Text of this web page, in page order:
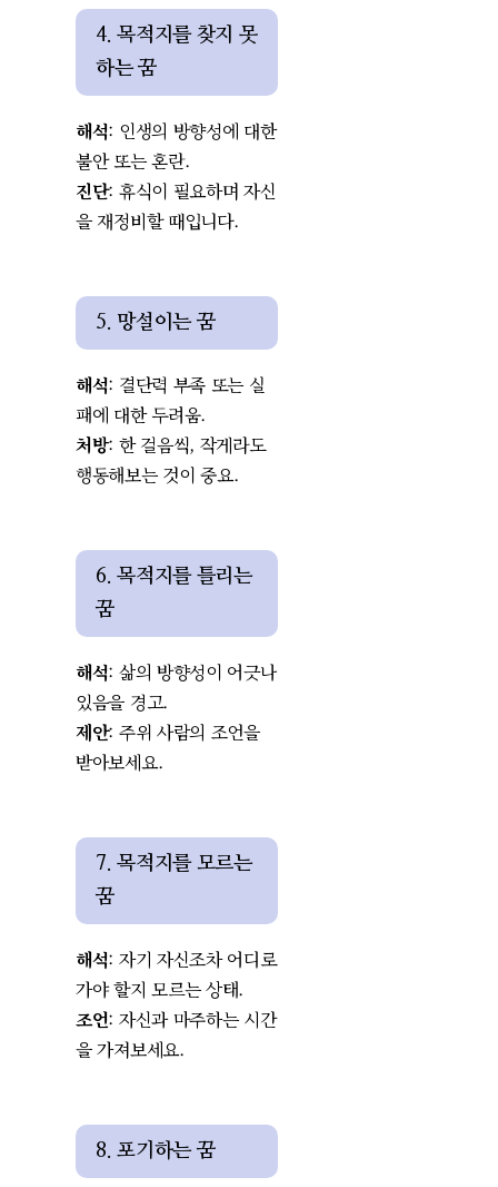
4. 목적지를 찾지 못
하는 꿈
해석: 인생의 방향성에 대한
불안 또는 혼란.
진단: 휴식이 필요하며 자신
을 재정비할 때입니다.
5. 망설이는 꿈
해석: 결단력 부족 또는 실
패에 대한 두려움.
처방: 한 걸음씩, 작게라도
행동해보는 것이 중요.
6. 목적지를 틀리는
꿈
해석: 삶의 방향성이 어긋나
있음을 경고.
제안: 주위 사람의 조언을
받아보세요.
7. 목적지를 모르는
꿈
해석: 자기 자신조차 어디로
가야 할지 모르는 상태.
조언: 자신과 마주하는 시간
을 가져보세요.
8. 포기하는 꿈